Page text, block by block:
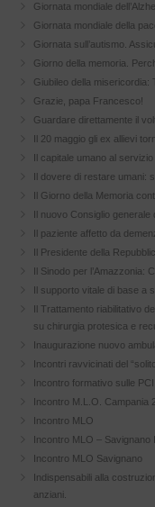
Giornata mondiale
Giornata mondiale della
Giornata sull’autismo.
Giorno della memoria.
Giubileo della misericordia:
Grazie, papa Francesco!
Guardare direttamente il
Il 20 maggio gli ex allievi
Il capitale umano al
Il dovere di restare umani:
Il Giorno della Memoria
Il nuovo Consiglio generale
Il paziente affetto da
Il Presidente della
Il Sinodo per l’Amazzonia:
Il supporto vitale di base a
Il Trattamento riabilitativo
su chirurgia protesica e
Inaugurazione nuovo
Incontri ravvicinati del
Incontro formativo sulle PCI
Incontro M.L.O. Campania
Incontro MLO
Incontro MLO – Savignano
Incontro MLO Savignano
Indispensabili alla
anziani.